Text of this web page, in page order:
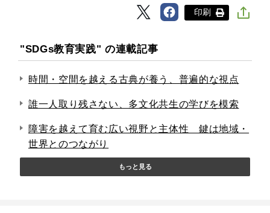
印刷
"SDGs教育実践" の連載記事
時間・空間を越える古典が養う、普遍的な視点
誰⼀人取り残さない、多文化共生の学びを模索
障害を越えて育む広い視野と主体性 鍵は地域・
世界とのつながり
もっと見る